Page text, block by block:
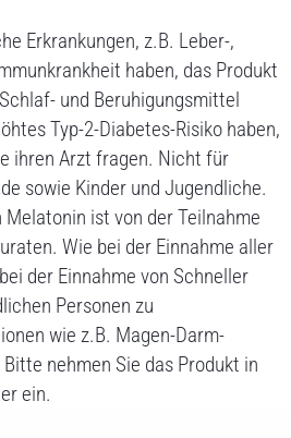
Erkrankungen, z.B. Leber-,
haben, das Produkt
und Beruhigungsmittel
Typ-2-Diabetes-Risiko haben,
ihren Arzt fragen. Nicht für
sowie Kinder und Jugendliche.
Melatonin ist von der Teilnahme
Wie bei der Einnahme aller
der Einnahme von Schneller
Personen zu
wie z.B. Magen-Darm-
nehmen Sie das Produkt in
ein.